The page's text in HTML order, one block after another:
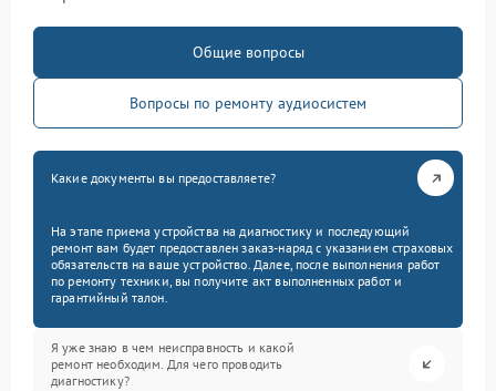
Общие вопросы
Вопросы по ремонту аудиосистем
Какие документы вы предоставляете?
На этапе приема устройства на диагностику и последующий
ремонт вам будет предоставлен заказ-наряд с указанием страховых
обязательств на ваше устройство. Далее, после выполнения работ
по ремонту техники, вы получите акт выполненных работ и
гарантийный талон.
Я уже знаю в чем неисправность и какой
ремонт необходим. Для чего проводить
диагностику?